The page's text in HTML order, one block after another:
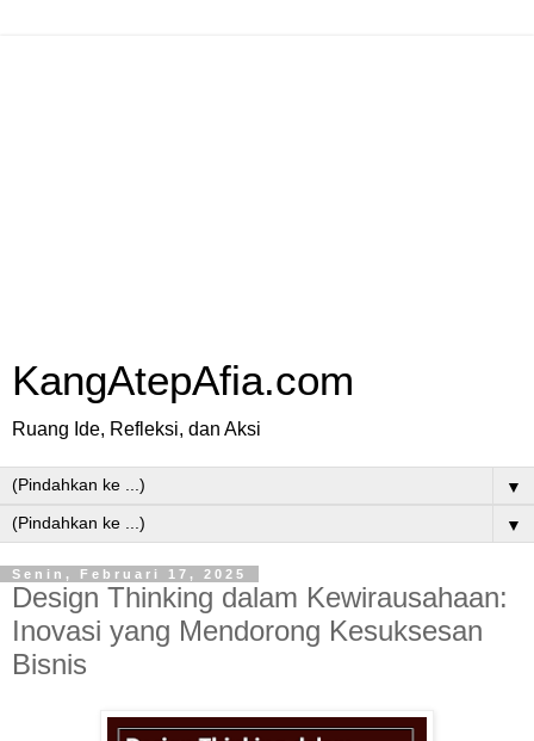
KangAtepAfia.com
Ruang Ide, Refleksi, dan Aksi
▼
▼
Senin, Februari 17, 2025
Design Thinking dalam Kewirausahaan:
Inovasi yang Mendorong Kesuksesan
Bisnis